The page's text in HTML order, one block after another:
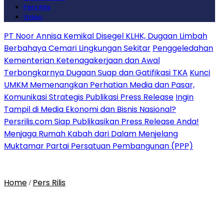
Pers Rilis
Video
PT Noor Annisa Kemikal Disegel KLHK, Dugaan Limbah
Berbahaya Cemari Lingkungan Sekitar Penggeledahan
Kementerian Ketenagakerjaan dan Awal
Terbongkarnya Dugaan Suap dan Gatifikasi TKA Kunci
UMKM Memenangkan Perhatian Media dan Pasar,
Komunikasi Strategis Publikasi Press Release Ingin
Tampil di Media Ekonomi dan Bisnis Nasional?
Persrilis.com Siap Publikasikan Press Release Anda!
Menjaga Rumah Kabah dari Dalam Menjelang
Muktamar Partai Persatuan Pembangunan (PPP)
Home / Pers Rilis